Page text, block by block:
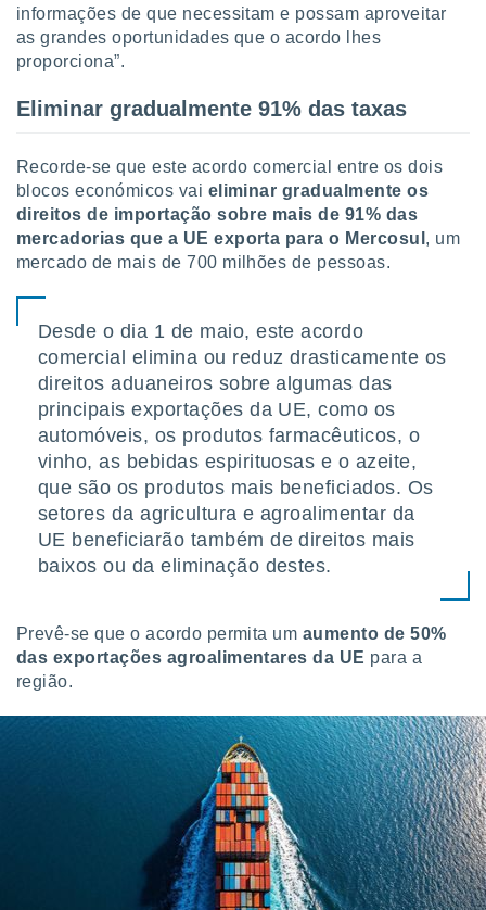
informações de que necessitam e possam aproveitar
as grandes oportunidades que o acordo lhes
proporciona”.
Eliminar gradualmente 91% das taxas
Recorde-se que este acordo comercial entre os dois
blocos económicos vai eliminar gradualmente os
direitos de importação sobre mais de 91% das
mercadorias que a UE exporta para o Mercosul , um
mercado de mais de 700 milhões de pessoas.
Desde o dia 1 de maio, este acordo
comercial elimina ou reduz drasticamente os
direitos aduaneiros sobre algumas das
principais exportações da UE, como os
automóveis, os produtos farmacêuticos, o
vinho, as bebidas espirituosas e o azeite,
que são os produtos mais beneficiados. Os
setores da agricultura e agroalimentar da
UE beneficiarão também de direitos mais
baixos ou da eliminação destes.
Prevê-se que o acordo permita um aumento de 50%
das exportações agroalimentares da UE para a
região.